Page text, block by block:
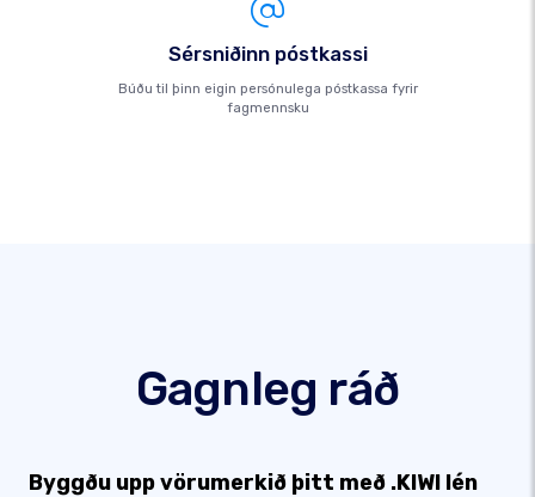
Sérsniðinn póstkassi
Búðu til þinn eigin persónulega póstkassa fyrir
fagmennsku
Gagnleg ráð
Byggðu upp vörumerkið þitt með .KIWI lén